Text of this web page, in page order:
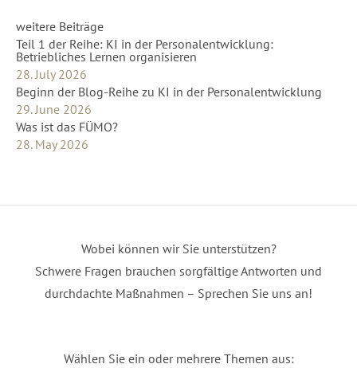
weitere Beiträge
Teil 1 der Reihe: KI in der Personalentwicklung:
Betriebliches Lernen organisieren
28. July 2026
Beginn der Blog-Reihe zu KI in der Personalentwicklung
29. June 2026
Was ist das FÜMO?
28. May 2026
Wobei können wir Sie unterstützen?
Schwere Fragen brauchen sorgfältige Antworten und
durchdachte Maßnahmen – Sprechen Sie uns an!
Wählen Sie ein oder mehrere Themen aus: